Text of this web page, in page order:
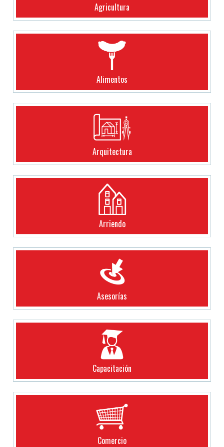
Agricultura
Alimentos
Arquitectura
Arriendo
Asesorías
Capacitación
Comercio